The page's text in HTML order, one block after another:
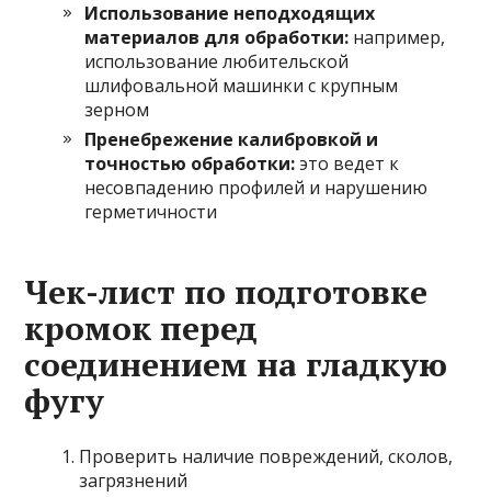
Использование неподходящих
материалов для обработки: например,
использование любительской
шлифовальной машинки с крупным
зерном
Пренебрежение калибровкой и
точностью обработки:это ведет к
несовпадению профилей и нарушению
герметичности
Чек-лист по подготовке
кромок перед
соединением на гладкую
фугу
Проверить наличие повреждений, сколов,
загрязнений